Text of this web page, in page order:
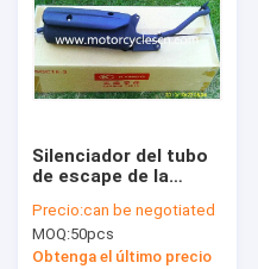
Silenciador del tubo
de escape de la
de KYMCO
Precio:can be negotiated
MOQ:50pcs
Obtenga el último precio